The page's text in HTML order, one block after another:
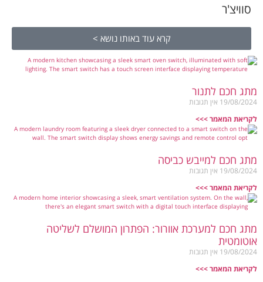
סוויצ'ר
קרא עוד באותו נושא >
מתג חכם לתנור
19/08/2024 אין תגובות
לקריאת המאמר >>>
מתג חכם למייבש כביסה
19/08/2024 אין תגובות
לקריאת המאמר >>>
מתג חכם למערכת אוורור: הפתרון המושלם לשליטה
אוטומטית
19/08/2024 אין תגובות
לקריאת המאמר >>>